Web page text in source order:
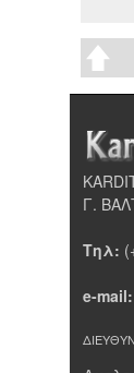
Γ.
Τηλ:
e-mail: